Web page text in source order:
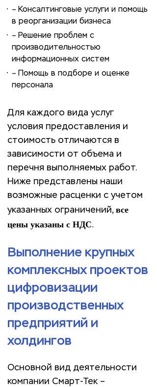
– Консалтинговые услуги и помощь
в реорганизации бизнеса
– Решение проблем с
производительностью
информационных систем
– Помощь в подборе и оценке
персонала
Для каждого вида услуг
условия предоставления и
стоимость отличаются в
зависимости от объема и
перечня выполняемых работ.
Ниже представлены наши
возможные расценки с учетом
указанных ограничений, все
цены указаны с НДС.
Выполнение крупных
комплексных проектов
цифровизации
производственных
предприятий и
холдингов
Основной вид деятельности
компании Смарт-Тек –